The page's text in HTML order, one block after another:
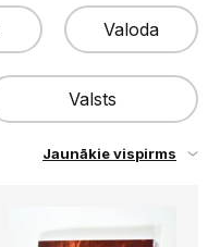
1057
Valoda
Latviešu
Valsts
Jaunākie vispirms